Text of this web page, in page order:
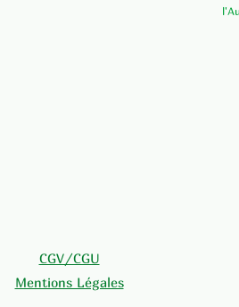
CGV/CGU
Mentions Légales